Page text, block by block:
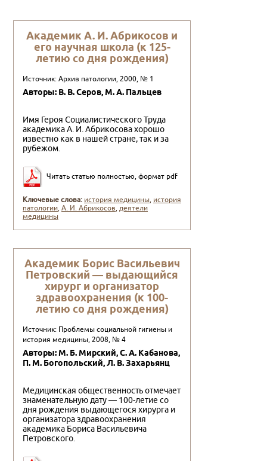
Академик А. И. Абрикосов и
его научная школа (к 125-
летию со дня рождения)
Источник: Архив патологии, 2000, № 1
Авторы: В. В. Серов, М. А. Пальцев
Имя Героя Социалистического Труда
академика А. И. Абрикосова хорошо
известно как в нашей стране, так и за
рубежом.
Читать статью полностью, формат pdf
Ключевые слова: история медицины, история
патологии,А. И. Абрикосов,деятели
медицины
Академик Борис Васильевич
Петровский — выдающийся
хирург и организатор
здравоохранения (к 100-
летию со дня рождения)
Источник: Проблемы социальной гигиены и
история медицины, 2008, № 4
Авторы: М. Б. Мирский, С. А. Кабанова,
П. М. Богопольский, Л. В. Захарьянц
Медицинская общественность отмечает
знаме­нательную дату — 100-летие со
дня рождения вы­дающегося хирурга и
организатора здравоохране­ния
академика Бориса Васильевича
Петровского.